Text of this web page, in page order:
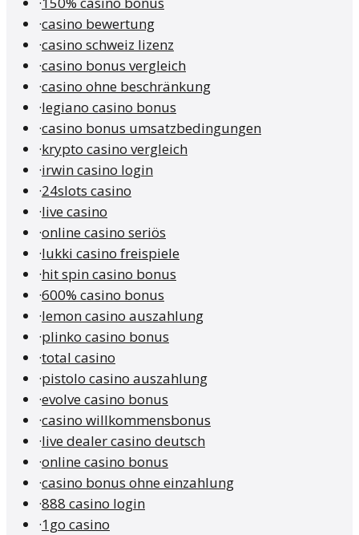
·casino bewertung
·casino schweiz lizenz
·casino bonus vergleich
·casino ohne beschränkung
·legiano casino bonus
·casino bonus umsatzbedingungen
·krypto casino vergleich
·irwin casino login
·24slots casino
·live casino
·online casino seriös
·lukki casino freispiele
·hit spin casino bonus
·600% casino bonus
·lemon casino auszahlung
·plinko casino bonus
·total casino
·pistolo casino auszahlung
·evolve casino bonus
·casino willkommensbonus
·live dealer casino deutsch
·online casino bonus
·casino bonus ohne einzahlung
·888 casino login
·1go casino